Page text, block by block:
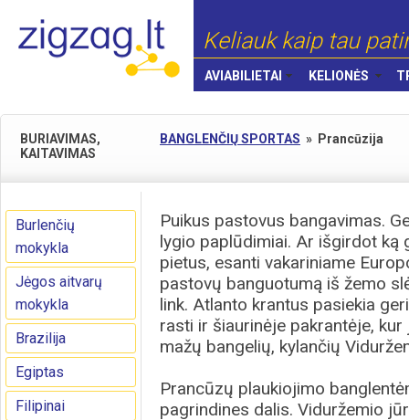
Keliauk kaip tau
AVIABILIETAI KELIONĖS
BURIAVIMAS,
KAITAVIMAS
BANGLENČIŲ SPORTAS » Prancūzija
Burlenčių
mokykla
Jėgos aitvarų
mokykla
Brazilija
Egiptas
Filipinai
Puikus pastovus bangavimas.
lygio paplūdimiai. Ar išgirdot ką
pietus, esanti vakariniame
pastovų banguotumą iš žemo
link. Atlanto krantus pasiekia
rasti ir šiaurinėje pakrantėje,
mažų bangelių, kylančių
Prancūzų plaukiojimo
pagrindines dalis. Viduržemio